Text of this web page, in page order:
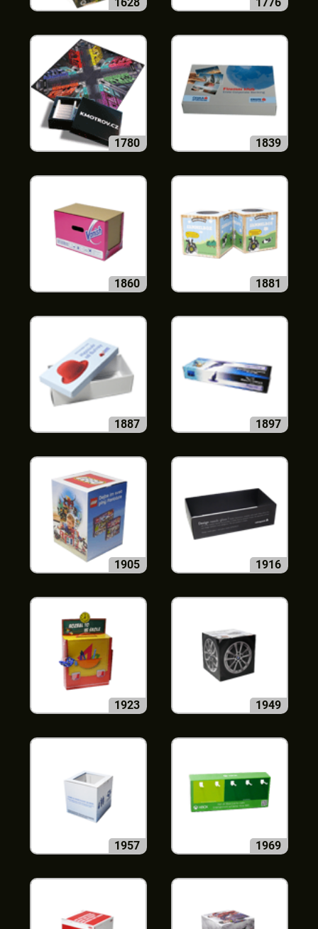
1780 1839
1860 1881
1887 1897
1905 1916
1923 1949
1957 1969